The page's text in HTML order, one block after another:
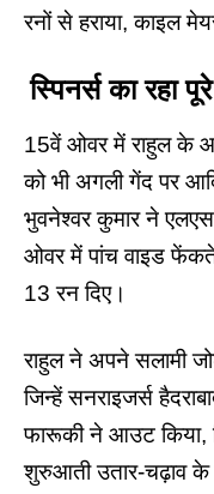
रनों से हराया, काइल
स्पिनर्स का रहा
15वें ओवर में राहुल के
को भी अगली गेंद पर
भुवनेश्वर कुमार ने
ओवर में पांच वाइड
13 रन दिए।
राहुल ने अपने सलामी
जिन्हें सनराइजर्स
फारूकी ने आउट किया,
शुरुआती उतार-चढ़ाव के